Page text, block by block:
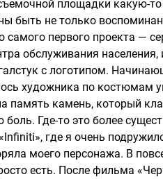
площадки какую-
быть не только
первого проекта —
обслуживания
с логотипом.
художника по костюмам
память камень, который
Где-то это более
где я очень
моего персонажа. В
есть. После фильма